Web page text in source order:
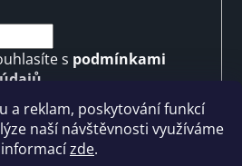
a reklam, poskytování funkcí
naší návštěvnosti využíváme
zde.
s podmínkami